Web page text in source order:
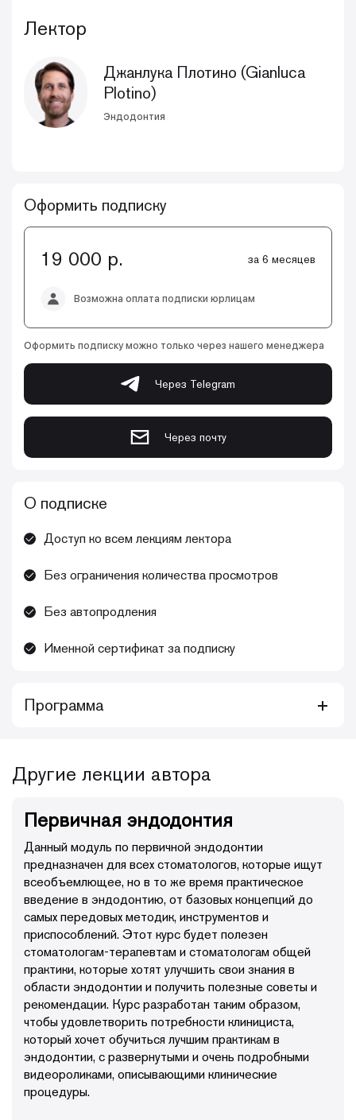
Лектор
Джанлука Плотино (Gianluca
Plotino)
Эндодонтия
Оформить подписку
19 000 р. за 6 месяцев
Возможна оплата подписки юрлицам
Оформить подписку можно только через нашего менеджера
Через Telegram
Через почту
О подписке
Доступ ко всем лекциям лектора
Без ограничения количества просмотров
Без автопродления
Именной сертификат за подписку
Программа
самые современные концепции:
• создание эндодонтического доступа;
• предсказуемое обнаружение устьев корневых
каналов;
• идеальный инструмент для механической обработки
корневого канала;
• скаутинг канала и формирование ковровой
дорожки;
• очистка апикальной части и финишная обработка
канала;
• усовершенствование протоколов обработки и
дезинфекции корневых каналов с помощью
инновационного научно-обоснованного протокола
ирригации;
• новые методы трехмерной обтурации корневых
каналов;
• современные стратегии постэндодонтического
восстановления зубов;
• прогностические факторы в эндодонтии;
• новейшие технологии и повторное
Другие лекции автора
Первичная эндодонтия
Данный модуль по первичной эндодонтии
предназначен для всех стоматологов, которые ищут
всеобъемлющее, но в то же время практическое
введение в эндодонтию, от базовых концепций до
самых передовых методик, инструментов и
приспособлений. Этот курс будет полезен
стоматологам-терапевтам и стоматологам общей
практики, которые хотят улучшить свои знания в
области эндодонтии и получить полезные советы и
рекомендации. Курс разработан таким образом,
чтобы удовлетворить потребности клинициста,
который хочет обучиться лучшим практикам в
эндодонтии, с развернутыми и очень подробными
видеороликами, описывающими клинические
процедуры.